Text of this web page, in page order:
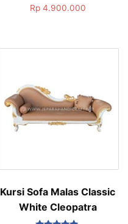
Dinilai
5.00
Rp4.900.000
Kursi Sofa Malas Classic
White Cleopatra